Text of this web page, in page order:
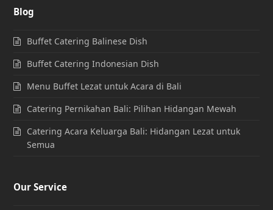
Blog
Buffet Catering Balinese Dish
Buffet Catering Indonesian Dish
Menu Buffet Lezat untuk Acara di Bali
Catering Pernikahan Bali: Pilihan Hidangan Mewah
Catering Acara Keluarga Bali: Hidangan Lezat untuk
Semua
Our Service